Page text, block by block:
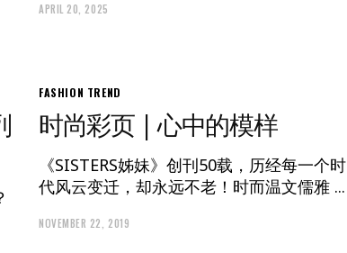
APRIL 20, 2025
FASHION TREND
时尚彩页 | 心中的模样
《SISTERS姊妹》创刊50载，历经每一个时
代风云变迁，却永远不老！时而温文儒雅
NOVEMBER 22, 2019